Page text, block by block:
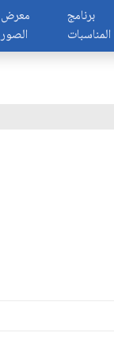
معرض
الصور
برنامج
المناسبات